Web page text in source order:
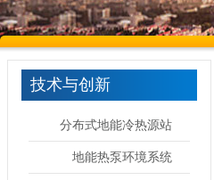
技术与创新
分布式地能冷热源站
地能热泵环境系统